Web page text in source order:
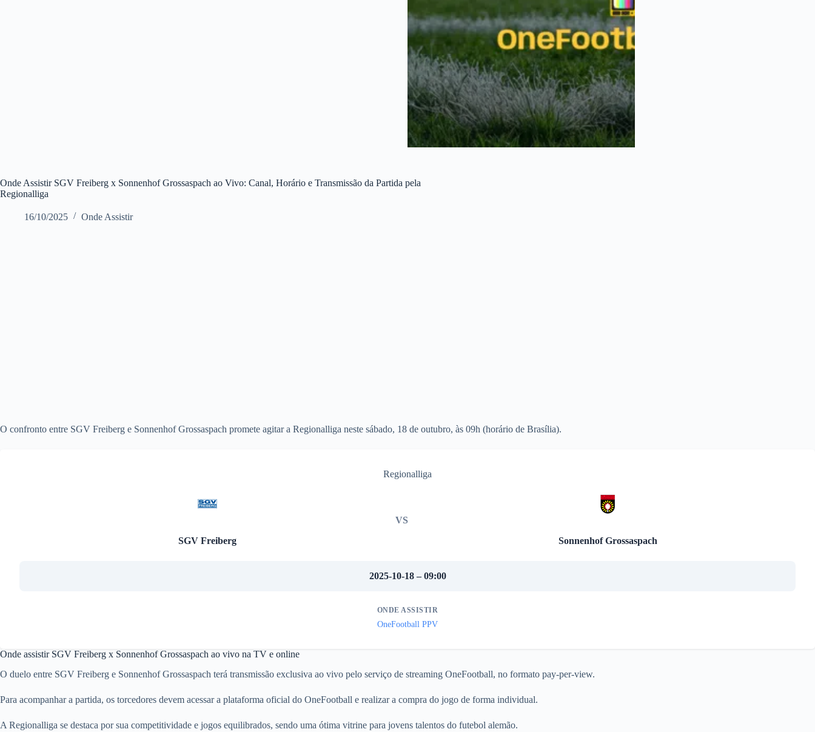
Onde Assistir SGV Freiberg x Sonnenhof Grossaspach ao Vivo: Canal, Horário e Transmissão da Partida pela
Regionalliga
16/10/2025 Onde Assistir
O confronto entre SGV Freiberg e Sonnenhof Grossaspach promete agitar a Regionalliga neste sábado, 18 de outubro, às 09h (horário de Brasília).
Regionalliga
SGV Freiberg
VS
Sonnenhof Grossaspach
2025-10-18 – 09:00
ONDE ASSISTIR
OneFootball PPV
Onde assistir SGV Freiberg x Sonnenhof Grossaspach ao vivo na TV e online
O duelo entre SGV Freiberg e Sonnenhof Grossaspach terá transmissão exclusiva ao vivo pelo serviço de streaming OneFootball, no formato pay-per-view.
Para acompanhar a partida, os torcedores devem acessar a plataforma oficial do OneFootball e realizar a compra do jogo de forma individual.
A Regionalliga se destaca por sua competitividade e jogos equilibrados, sendo uma ótima vitrine para jovens talentos do futebol alemão.